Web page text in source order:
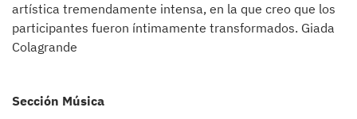
artística tremendamente intensa, en la que creo que los
participantes fueron íntimamente transformados. Giada
Colagrande
Sección Música